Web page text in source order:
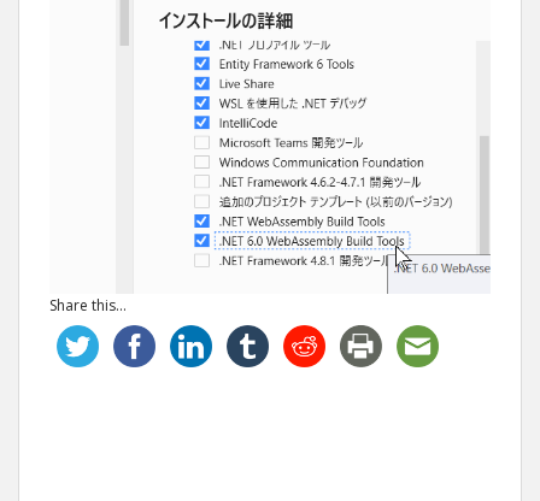
Share this...